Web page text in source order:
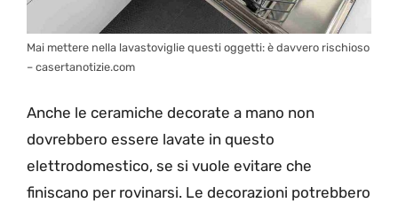
Mai mettere nella lavastoviglie questi oggetti: è davvero rischioso
– casertanotizie.com
Anche le ceramiche decorate a mano non
dovrebbero essere lavate in questo
elettrodomestico, se si vuole evitare che
finiscano per rovinarsi. Le decorazioni potrebbero